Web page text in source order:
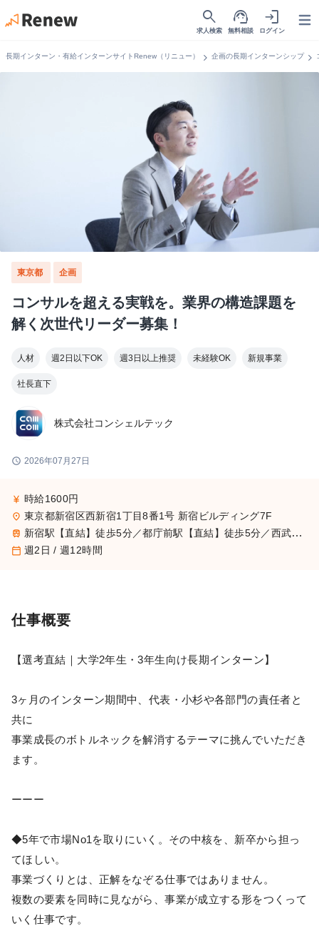
search
求人検索
support_agent
無料相談
login
ログイン
長期インターン・有給インターンサイトRenew（リニュー） chevron_right 企画の長期インターンシップchevron_right
東京都 企画
コンサルを超える実戦を。業界の構造課題を
解く次世代リーダー募集！
人材 週2日以下OK 週3日以上推奨 未経験OK 新規事業
社長直下
株式会社コンシェルテック
schedule 2026年07月27日
currency_yen 時給1600円
place 東京都新宿区西新宿1丁目8番1号 新宿ビルディング7F
train 新宿駅【直結】徒歩5分／都庁前駅【直結】徒歩5分／西武新宿駅徒歩10分／西新宿駅徒歩10分
calendar_today 週2日 / 週12時間
仕事概要
【選考直結｜大学2年生・3年生向け長期インターン】
3ヶ月のインターン期間中、代表・小杉や各部門の責任者と
共に
事業成長のボトルネックを解消するテーマに挑んでいただき
ます。
ーーー
◆5年で市場No1を取りにいく。その中核を、新卒から担っ
てほしい。
事業づくりとは、正解をなぞる仕事ではありません。
複数の要素を同時に見ながら、事業が成立する形をつくって
いく仕事です。